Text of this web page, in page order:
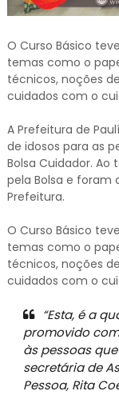
O Curso Básico
temas como o
técnicos, noções
cuidados com o
A Prefeitura de
de idosos para as
Bolsa Cuidador. Ao
pela Bolsa e
Prefeitura.
O Curso Básico
temas como o
técnicos, noções
cuidados com o
“Esta, é a
promovido
às pessoas
secretária de
Pessoa, Rita